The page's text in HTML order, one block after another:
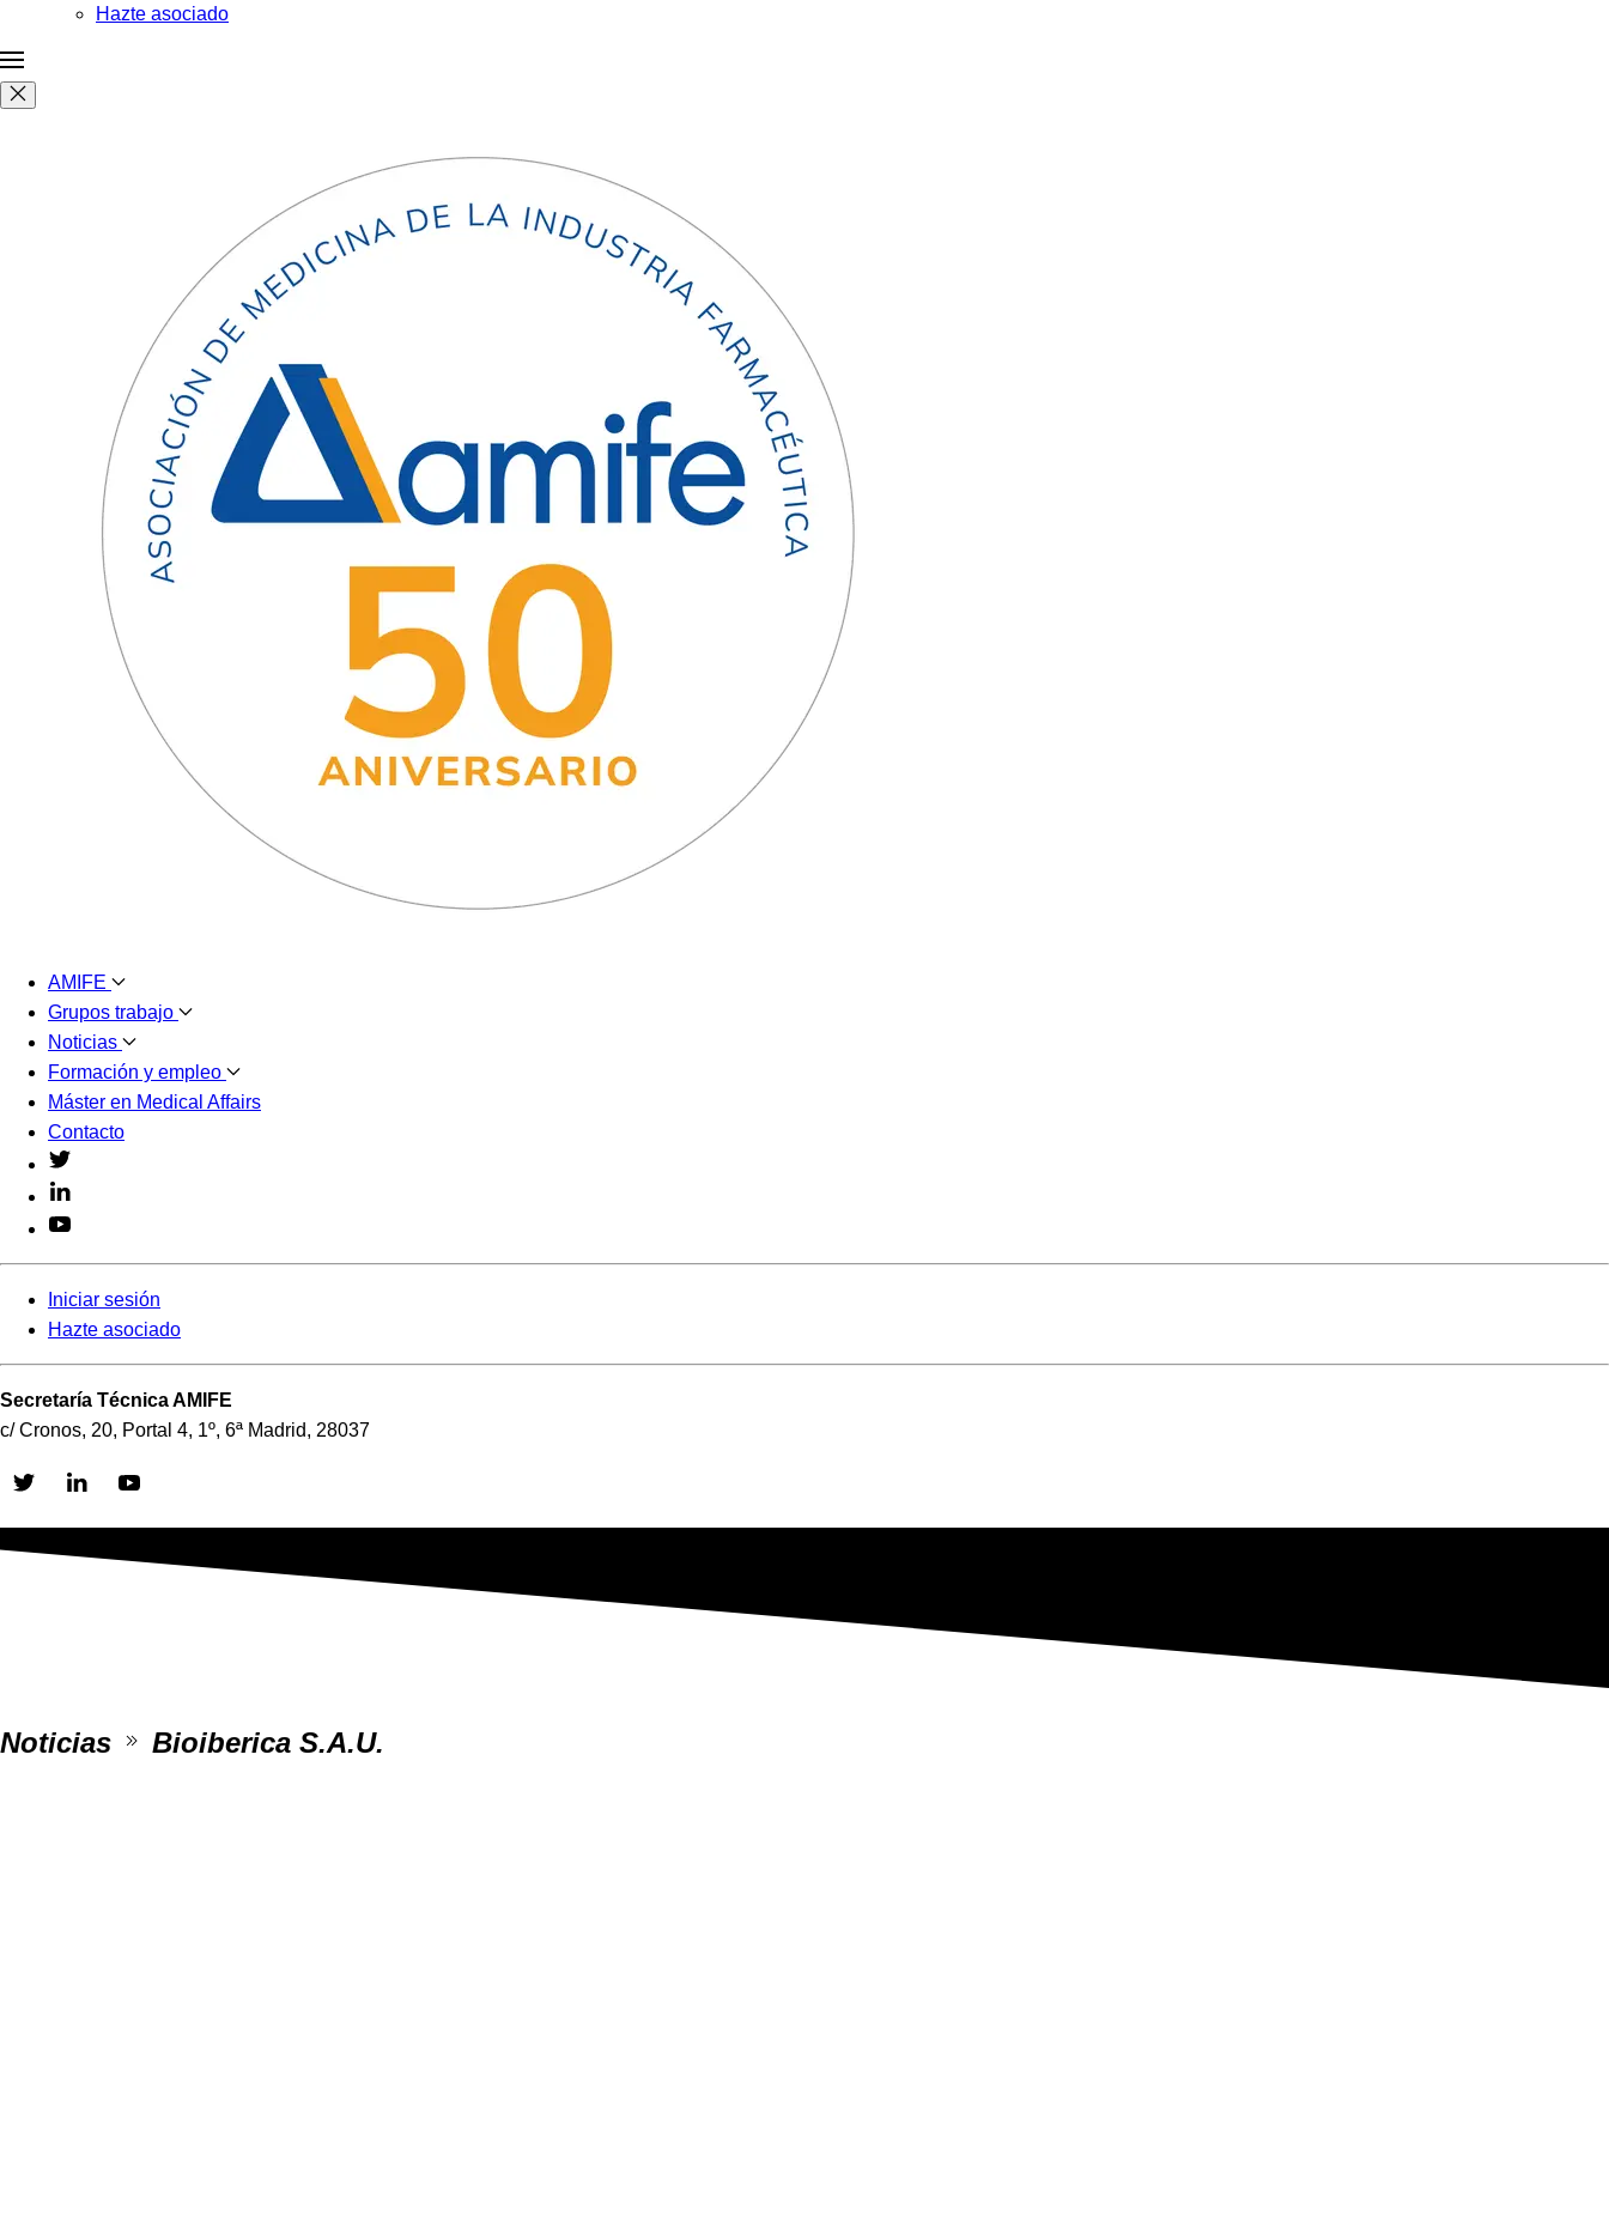
Hazte asociado
AMIFE
Grupos trabajo
Noticias
Formación y empleo
Máster en Medical Affairs
Contacto
Iniciar sesión
Hazte asociado
Secretaría Técnica AMIFE
c/ Cronos, 20, Portal 4, 1º, 6ª Madrid, 28037
Noticias Bioiberica S.A.U.